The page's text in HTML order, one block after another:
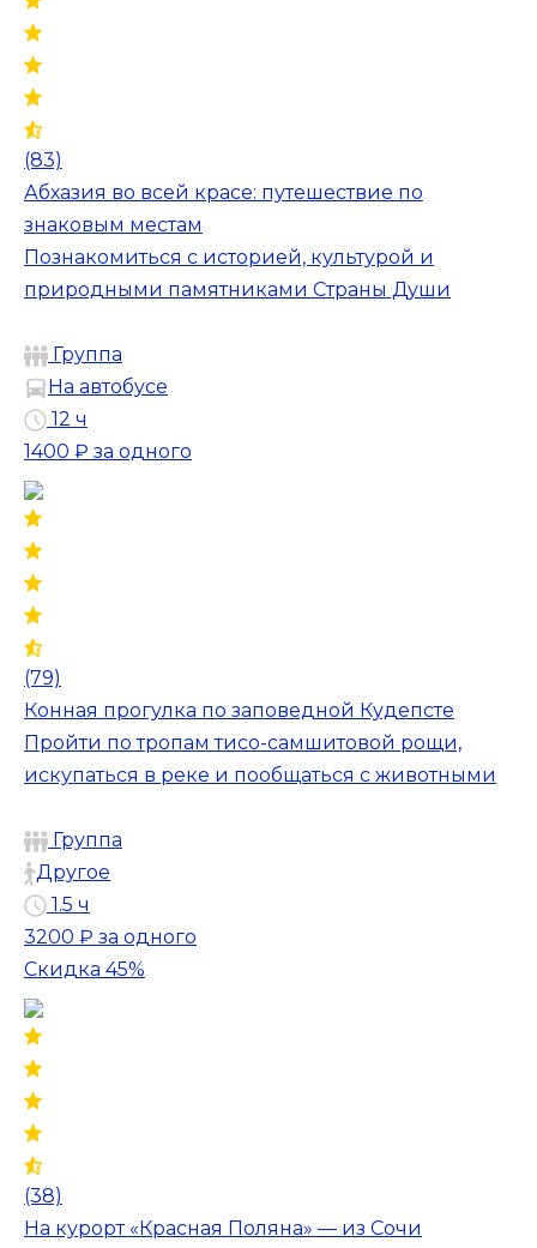
(83)
Абхазия во всей красе: путешествие по
знаковым местам
Познакомиться с историей, культурой и
природными памятниками Страны Души
Группа
На автобусе
12 ч
1400 ₽ за одного
(79)
Конная прогулка по заповедной Кудепсте
Пройти по тропам тисо-самшитовой рощи,
искупаться в реке и пообщаться с животными
Группа
Другое
1.5 ч
3200 ₽ за одного
Скидка 45%
(38)
На курорт «Красная Поляна» — из Сочи